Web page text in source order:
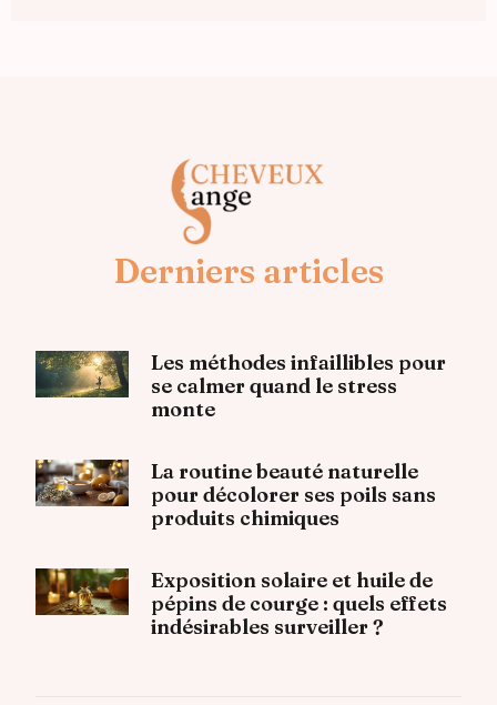
Derniers articles
Les méthodes infaillibles pour
se calmer quand le stress
monte
La routine beauté naturelle
pour décolorer ses poils sans
produits chimiques
Exposition solaire et huile de
pépins de courge : quels effets
indésirables surveiller ?